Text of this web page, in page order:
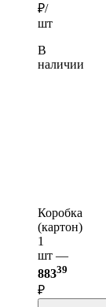
₽/
шт
В
наличии
Коробка
(картон)
1
шт —
88339
₽